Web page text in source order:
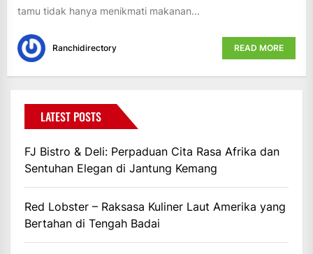
tamu tidak hanya menikmati makanan...
Ranchidirectory READ MORE
LATEST POSTS
FJ Bistro & Deli: Perpaduan Cita Rasa Afrika dan
Sentuhan Elegan di Jantung Kemang
Red Lobster – Raksasa Kuliner Laut Amerika yang
Bertahan di Tengah Badai